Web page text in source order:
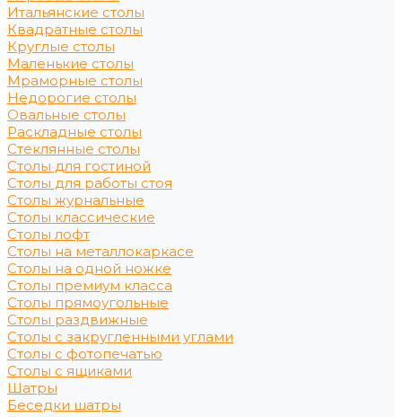
Итальянские столы
Квадратные столы
Круглые столы
Маленькие столы
Мраморные столы
Недорогие столы
Овальные столы
Раскладные столы
Стеклянные столы
Столы для гостиной
Столы для работы стоя
Столы журнальные
Столы классические
Столы лофт
Столы на металлокаркасе
Столы на одной ножке
Столы премиум класса
Столы прямоугольные
Столы раздвижные
Столы с закругленными углами
Столы с фотопечатью
Столы с ящиками
Шатры
Беседки шатры